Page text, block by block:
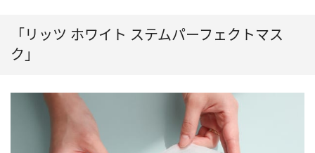
「リッツ ホワイト ステムパーフェクトマス
ク」